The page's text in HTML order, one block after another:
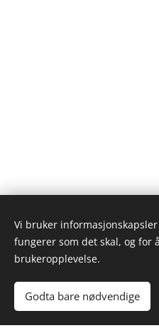
Vi bruker
fungerer som det skal, og for
brukeropplevelse.
Godta bare nødvendige